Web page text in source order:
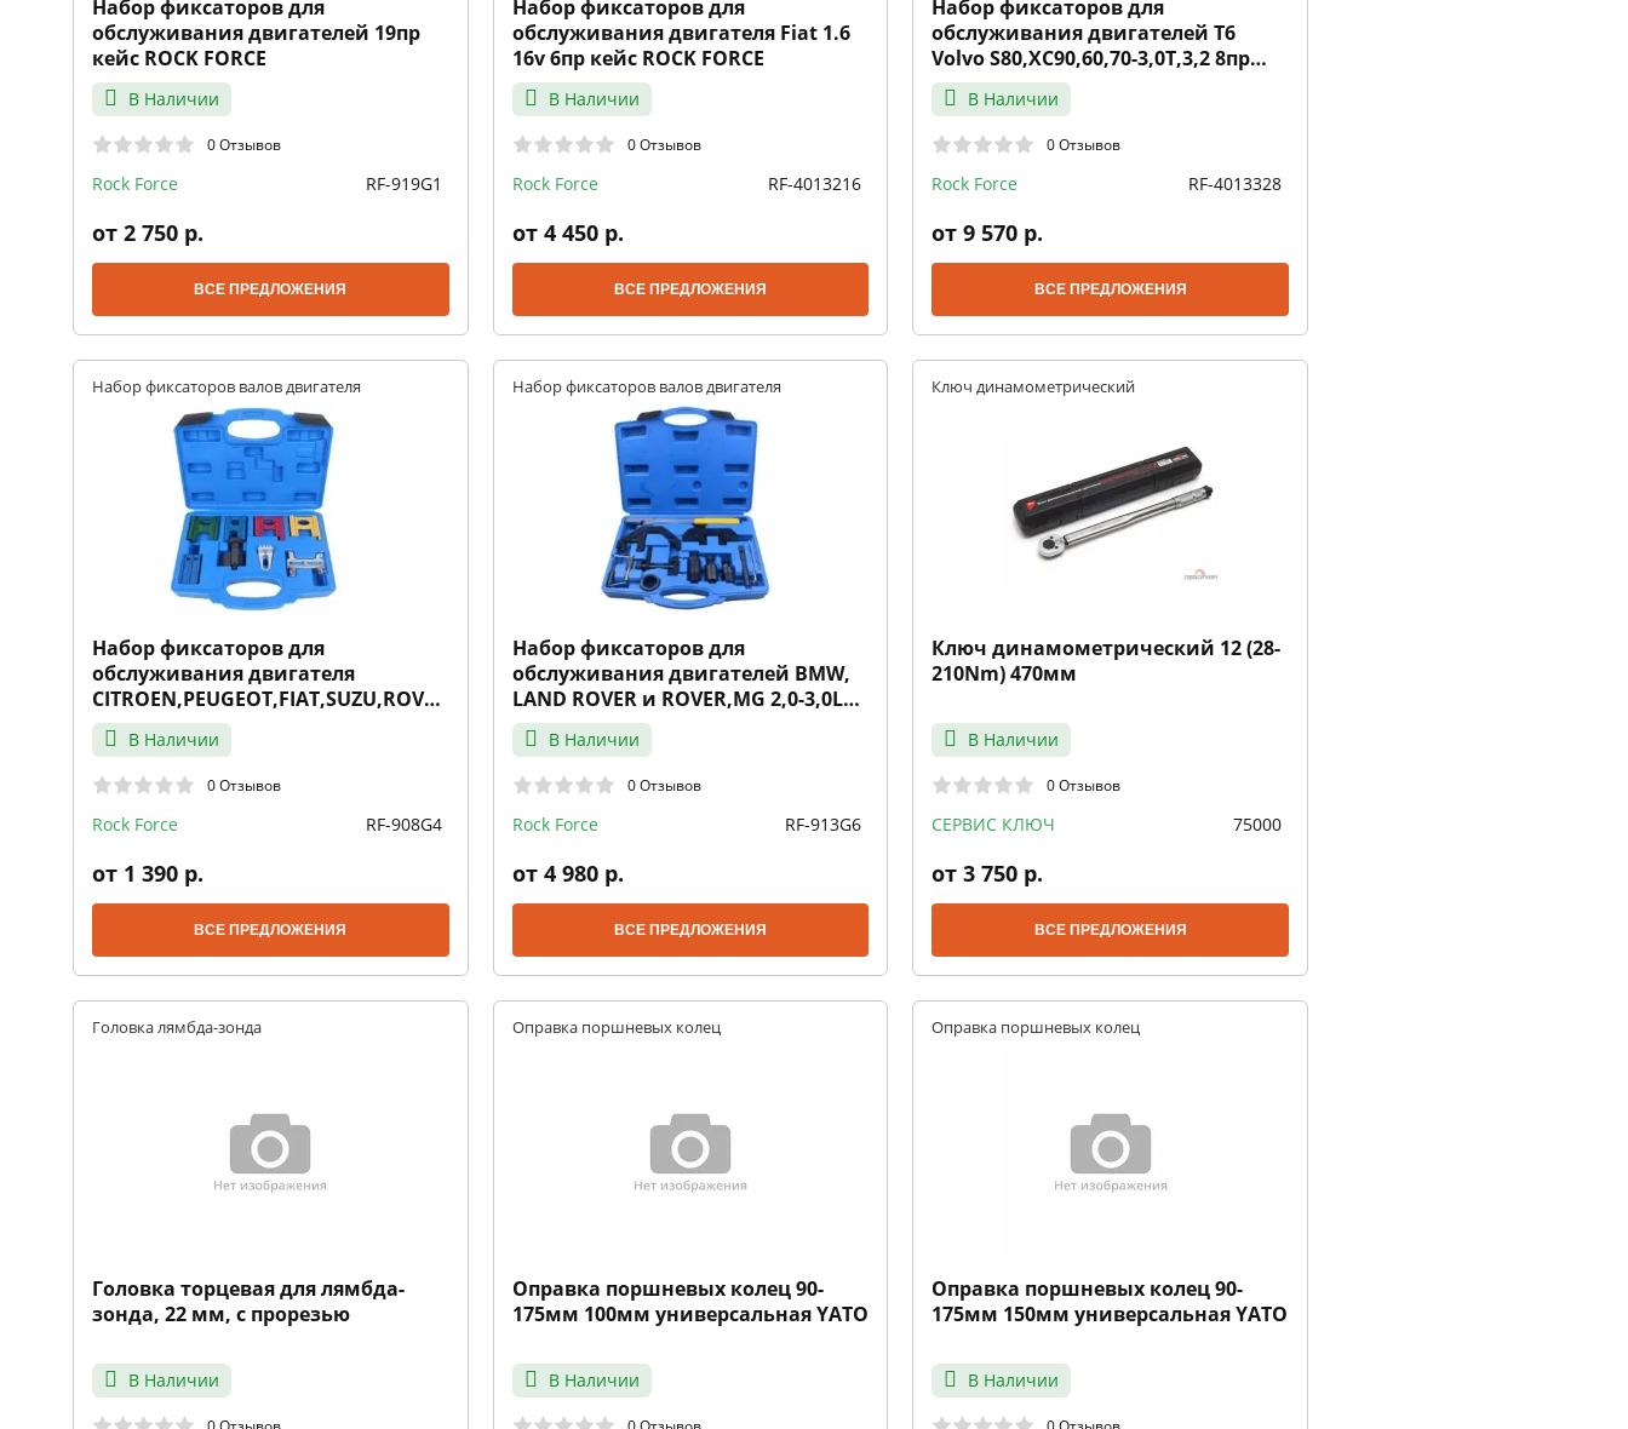
Набор фиксаторов для
обслуживания двигателей 19пр
кейс ROCK FORCE
В Наличии
0 Отзывов
Rock Force RF-919G1
от 2 750 р.
ВСЕ ПРЕДЛОЖЕНИЯ
Набор фиксаторов для
обслуживания двигателя Fiat 1.6
16v 6пр кейс ROCK FORCE
В Наличии
0 Отзывов
Rock Force RF-4013216
от 4 450 р.
ВСЕ ПРЕДЛОЖЕНИЯ
Набор фиксаторов для
обслуживания двигателей T6
Volvo S80,XC90,60,70-3,0T,3,2 8пр
кейс ROCK FORCE
В Наличии
0 Отзывов
Rock Force RF-4013328
от 9 570 р.
ВСЕ ПРЕДЛОЖЕНИЯ
Набор фиксаторов валов двигателя
Набор фиксаторов для
обслуживания двигателя
CITROEN,PEUGEOT,FIAT,SUZU,ROVER,SAAB
8пр кейс ROCK FORCE
В Наличии
0 Отзывов
Rock Force RF-908G4
от 1 390 р.
ВСЕ ПРЕДЛОЖЕНИЯ
Набор фиксаторов валов двигателя
Набор фиксаторов для
обслуживания двигателей BMW,
LAND ROVER и ROVER,MG 2,0-3,0L
13пр кейс ROCK FORC
В Наличии
0 Отзывов
Rock Force RF-913G6
от 4 980 р.
ВСЕ ПРЕДЛОЖЕНИЯ
Ключ динамометрический
Ключ динамометрический 12 (28-
210Nm) 470мм
В Наличии
0 Отзывов
СЕРВИС КЛЮЧ 75000
от 3 750 р.
ВСЕ ПРЕДЛОЖЕНИЯ
Головка лямбда-зонда
Головка торцевая для лямбда-
зонда, 22 мм, с прорезью
В Наличии
Оправка поршневых колец
Оправка поршневых колец 90-
175мм 100мм универсальная YATO
В Наличии
Оправка поршневых колец
Оправка поршневых колец 90-
175мм 150мм универсальная YATO
В Наличии